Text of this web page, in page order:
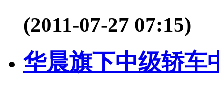
(2011-07-27 07:15)
华晨旗下中级轿车